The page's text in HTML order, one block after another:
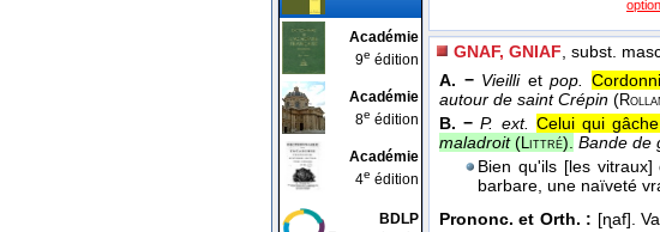
Académie
9e édition
Académie
8e édition
Académie
4e édition
BDLP
GNAF, GNIAF , subst.
A. − Vieilli et pop.
autour de saint Crépin (
B. − P. ext. Celui qui
maladroit(Littré). Bande de
Bien qu'ils [les
barbare, une naïveté
Prononc. et Orth. : [ɳaf].